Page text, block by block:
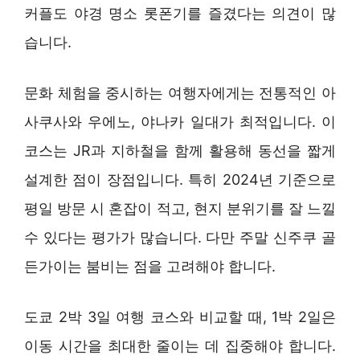
커플도 야경 명소 롯폰기를 즐겼다는 의견이 많
습니다.
문화 체험을 중시하는 여행자에게는 전통적인 아
사쿠사와 우에노, 야나카 일대가 최적입니다. 이
코스는 JR과 지하철을 함께 활용해 동선을 짧게
설계한 점이 장점입니다. 특히 2024년 기준으로
평일 방문 시 혼잡이 적고, 현지 분위기를 잘 느낄
수 있다는 평가가 많습니다. 다만 주말 신주쿠 골
든가이는 붐비는 점을 고려해야 합니다.
도쿄 2박 3일 여행 코스와 비교할 때, 1박 2일은
이동 시간을 최대한 줄이는 데 집중해야 합니다.